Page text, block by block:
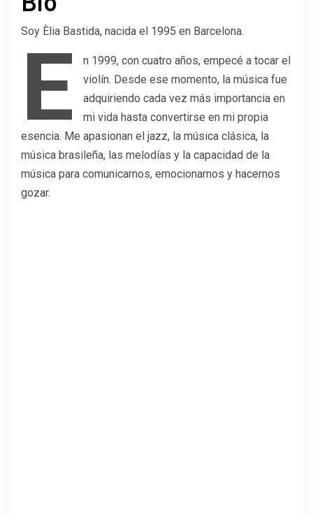
Soy Èlia Bastida, nacida el 1995 en Barcelona.
E
n 1999, con cuatro años, empecé a tocar el
violín. Desde ese momento, la música fue
adquiriendo cada vez más importancia en
mi vida hasta convertirse en mi propia
esencia. Me apasionan el jazz, la música clásica, la
música brasileña, las melodías y la capacidad de la
música para comunicarnos, emocionarnos y hacernos
gozar.